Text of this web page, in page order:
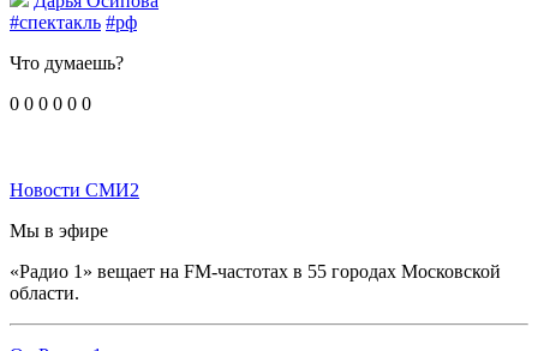
#спектакль #рф
Что думаешь?
0 0 0 0 0 0
Новости СМИ2
Мы в эфире
«Радио 1» вещает на FM-частотах в 55 городах Московской
области.